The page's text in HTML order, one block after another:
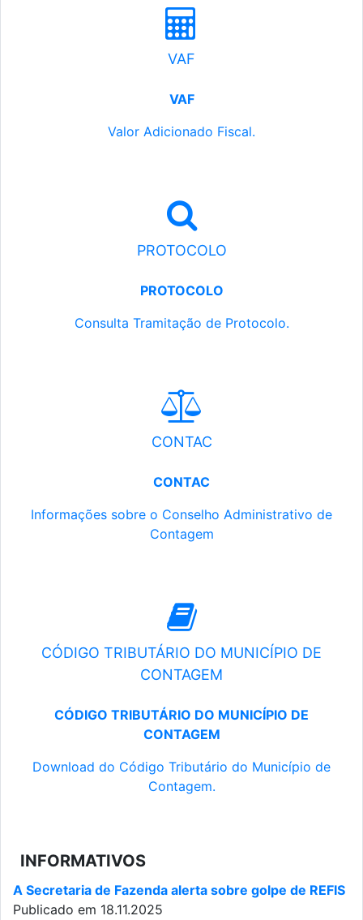
VAF
VAF
Valor Adicionado Fiscal.
PROTOCOLO
PROTOCOLO
Consulta Tramitação de Protocolo.
CONTAC
CONTAC
Informações sobre o Conselho Administrativo de
Contagem
CÓDIGO TRIBUTÁRIO DO MUNICÍPIO DE
CONTAGEM
CÓDIGO TRIBUTÁRIO DO MUNICÍPIO DE
CONTAGEM
Download do Código Tributário do Município de
Contagem.
INFORMATIVOS
A Secretaria de Fazenda alerta sobre golpe de REFIS
Publicado em 18.11.2025